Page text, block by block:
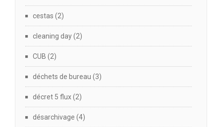
cestas (2)
cleaning day(2)
CUB (2)
déchets de bureau (3)
décret 5 flux(2)
désarchivage (4)